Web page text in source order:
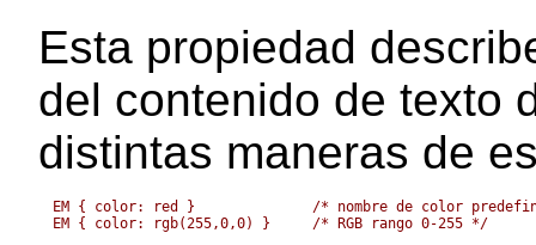
Esta propiedad
del contenido de texto
distintas maneras de
EM { color: red }              /* nombre de color
EM { color: rgb(255,0,0) }     /* RGB rango 0-255 */